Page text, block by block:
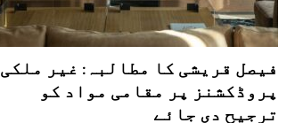
فیصل قریشی کا مطالبہ: غیر ملکی
پروڈکشنز پر مقامی مواد کو
ترجیح دی جائے